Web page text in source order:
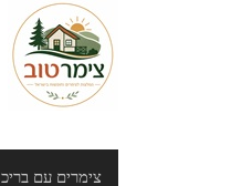
צימרים עם